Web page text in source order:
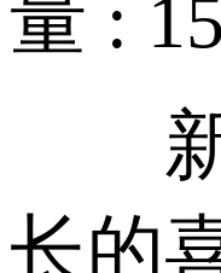
量 :
新
长的